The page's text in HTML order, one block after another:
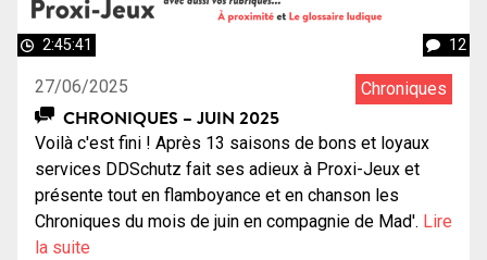
2:45:41 12
27/06/2025 Chroniques
CHRONIQUES – JUIN 2025
Voilà c'est fini ! Après 13 saisons de bons et loyaux
services DDSchutz fait ses adieux à Proxi-Jeux et
présente tout en flamboyance et en chanson les
Chroniques du mois de juin en compagnie de Mad'. Lire
la suite